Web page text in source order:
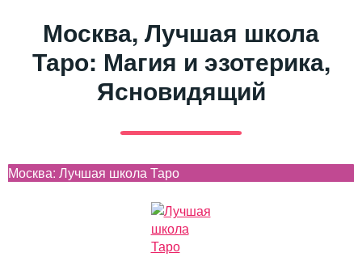
Москва, Лучшая школа
Таро: Магия и эзотерика,
Ясновидящий
Москва: Лучшая школа Таро